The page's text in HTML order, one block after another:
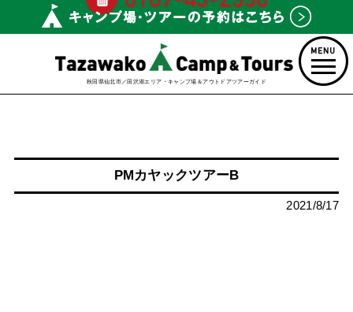
秋田県仙北市／田沢湖エリア・キャンプ場＆アウトドアツアーガイド
PMカヤックツアーB
2021/8/17